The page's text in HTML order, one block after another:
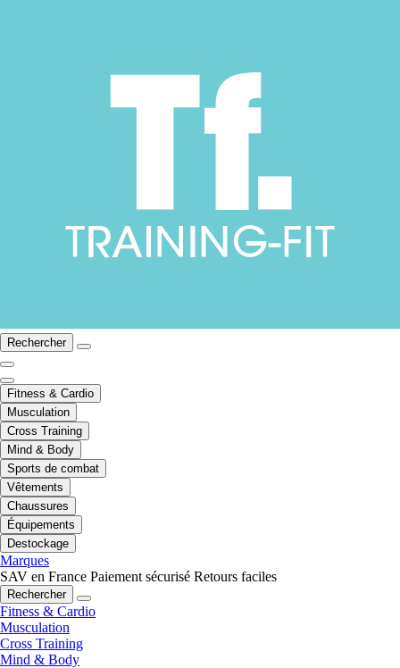
Rechercher
Fitness & Cardio
Musculation
Cross Training
Mind & Body
Sports de combat
Vêtements
Chaussures
Équipements
Destockage
Marques
SAV en France Paiement sécurisé Retours faciles
Rechercher
Fitness & Cardio
Musculation
Cross Training
Mind & Body